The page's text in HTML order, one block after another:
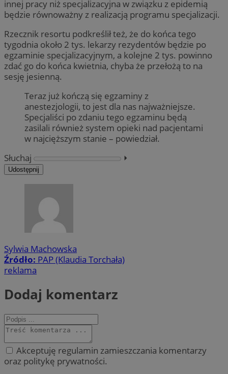
innej pracy niż specjalizacyjna w związku z epidemią
będzie równoważny z realizacją programu specjalizacji.
Rzecznik resortu podkreślił też, że do końca tego
tygodnia około 2 tys. lekarzy rezydentów będzie po
egzaminie specjalizacyjnym, a kolejne 2 tys. powinno
zdać go do końca kwietnia, chyba że przełożą to na
sesję jesienną.
Teraz już kończą się egzaminy z
anestezjologii, to jest dla nas najważniejsze.
Specjaliści po zdaniu tego egzaminu będą
zasilali również system opieki nad pacjentami
w najcięższym stanie – powiedział.
Słuchaj
⏵︎
Udostępnij
Sylwia Machowska
Źródło: PAP (Klaudia Torchała)
reklama
Dodaj komentarz
Akceptuję regulamin zamieszczania komentarzy
oraz politykę prywatności.